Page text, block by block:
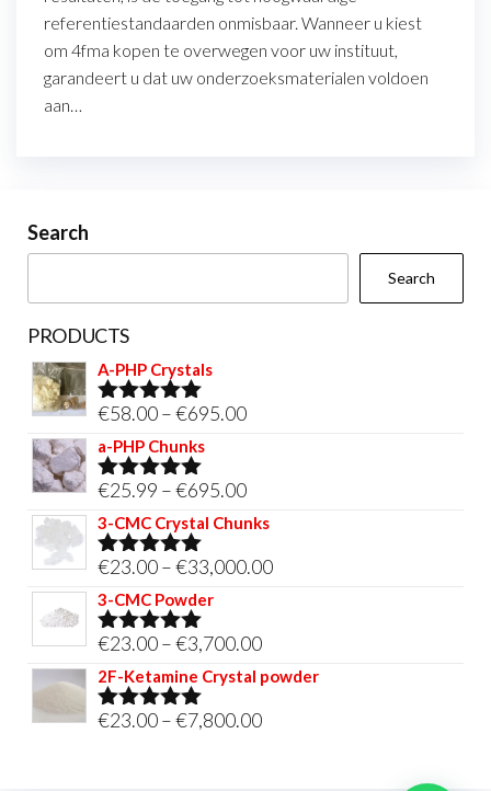
referentiestandaarden onmisbaar. Wanneer u kiest
om 4fma kopen te overwegen voor uw instituut,
garandeert u dat uw onderzoeksmaterialen voldoen
aan…
Search
Search
PRODUCTS
A-PHP Crystals
Rated5.00
out of 5
€58.00–€695.00Price
through
€695.00
a-PHP Chunks
Rated5.00
out of 5
€25.99 –€695.00Price
range:
through
3-CMC Crystal Chunks
Rated5.00
out of 5
€23.00–€33,000.00Price
€33,000.00
3-CMC Powder
Rated5.00
out of 5
€23.00–€3,700.00Price
range:
through
2F-Ketamine Crystal powder
Rated4.95
€23.00–€7,800.00Price